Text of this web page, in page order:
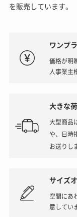
を販売しています。
ワンプ
価格が明
人事業主
大きな
大型商品
や、日時
お送りし
サイズ
空間にあ
意してい